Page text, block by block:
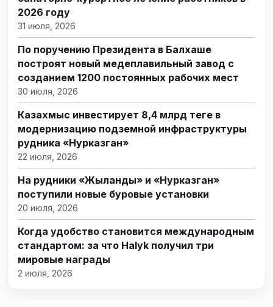
2026 году
31 июля, 2026
По поручению Президента в Балхаше
построят новый медеплавильный завод с
созданием 1200 постоянных рабочих мест
30 июля, 2026
Казахмыс инвестирует 8,4 млрд теңге в
модернизацию подземной инфраструктуры
рудника «Нурказган»
22 июля, 2026
На рудники «Жыланды» и «Нурказган»
поступили новые буровые установки
20 июля, 2026
Когда удобство становится международным
стандартом: за что Halyk получил три
мировые награды
2 июля, 2026